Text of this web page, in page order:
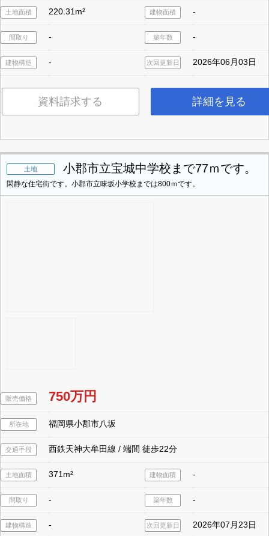
土地面積 220.31m² 建物面積 -
間取り - 築年数 -
建物構造 - 次回更新日 2026年06月03日
資料請求する 詳細を見る
土地 小郡市立宝城中学校まで77ｍです。
閑静な住宅街です。小郡市立味坂小学校までは800ｍです。
販売価格 750万円
所在地 福岡県小郡市八坂
交通手段 西鉄天神大牟田線 / 端間 徒歩22分
土地面積 371m² 建物面積 -
間取り - 築年数 -
建物構造 - 次回更新日 2026年07月23日